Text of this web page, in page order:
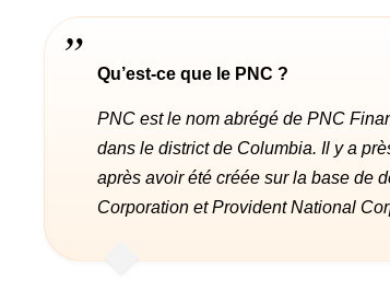
Qu’est-ce que le PNC ?
PNC est le nom abrégé de PNC
dans le district de Columbia. Il y a
après avoir été créée sur la base de
Corporation et Provident National